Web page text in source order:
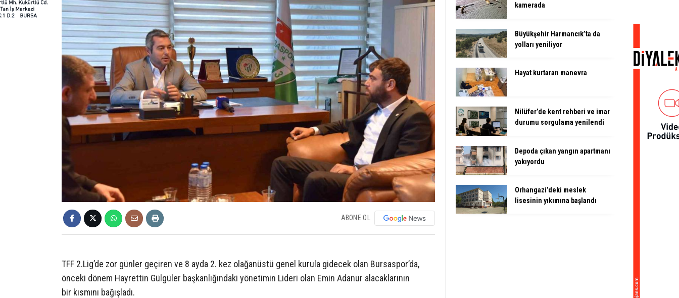
ABONE OL
TFF 2.Lig’de zor günler geçiren ve 8 ayda 2. kez olağanüstü genel kurula gidecek olan Bursaspor’da,
önceki dönem Hayrettin Gülgüler başkanlığındaki yönetimin Lideri olan Emin Adanur alacaklarının
bir kısmını bağışladı.
kamerada
Büyükşehir Harmancık’ta da
yolları yeniliyor
Hayat kurtaran manevra
Nilüfer’de kent rehberi ve imar
durumu sorgulama yenilendi
Depoda çıkan yangın apartmanı
yakıyordu
Orhangazi’deki meslek
lisesinin yıkımına başlandı